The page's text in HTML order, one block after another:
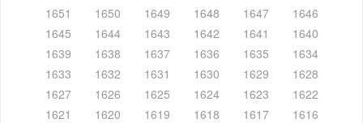
1651
1650 1649 1648 1647
1646
1645
1644 1643 1642 1641
1640
1639
1638 1637 1636 1635
1634
1633
1632 1631 1630 1629
1628
1627
1626 1625 1624 1623
1622
1621
1620 1619 1618 1617
1616